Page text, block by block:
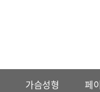
가슴성형 페